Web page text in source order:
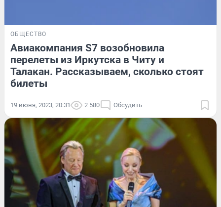
ОБЩЕСТВО
Авиакомпания S7 возобновила
перелеты из Иркутска в Читу и
Талакан. Рассказываем, сколько стоят
билеты
19 июня, 2023, 20:31 2 580 Обсудить